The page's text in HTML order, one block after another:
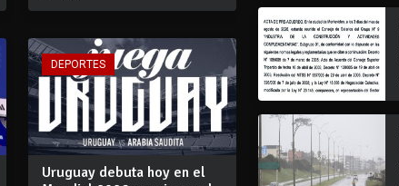
DEPORTES
Uruguay debuta hoy en el